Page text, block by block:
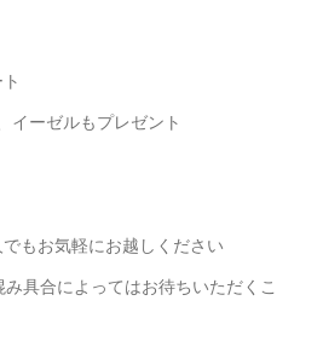
イーゼルもプレゼント
もお気軽にお越しください
具合によってはお待ちいただくこ